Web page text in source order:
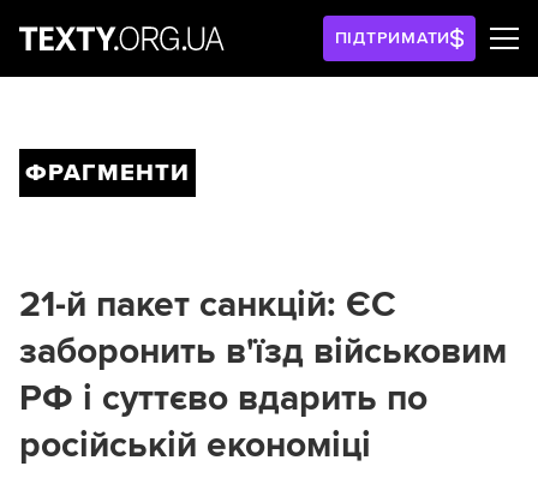
ПІДТРИМАТИ
ФРАГМЕНТИ
21-й пакет санкцій: ЄС
заборонить в'їзд військовим
РФ і суттєво вдарить по
російській економіці